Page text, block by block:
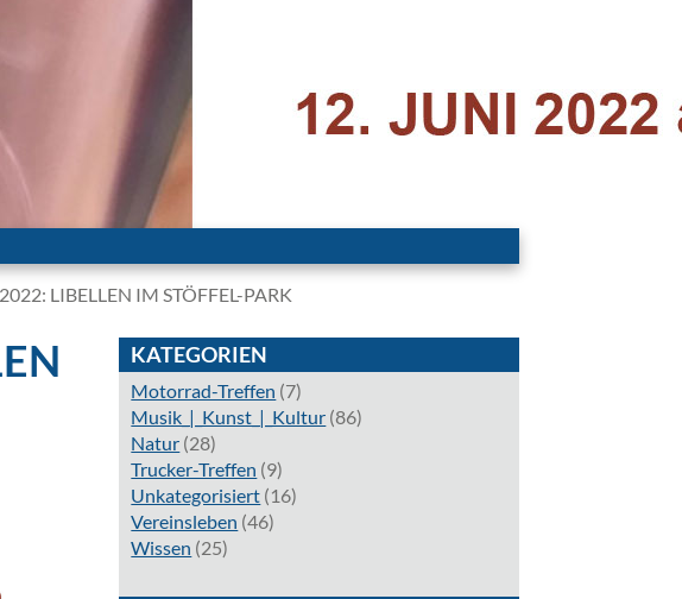
LIBELLEN IM STÖFFEL-PARK
KATEGORIEN
Motorrad-Treffen (7)
Musik_|_Kunst_|_Kultur (86)
Natur (28)
Trucker-Treffen (9)
Unkategorisiert (16)
Vereinsleben (46)
Wissen (25)